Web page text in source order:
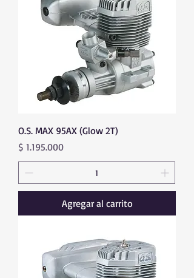
O.S. MAX 95AX (Glow 2T)
Precio
$ 1.195.000
Agregar al carrito